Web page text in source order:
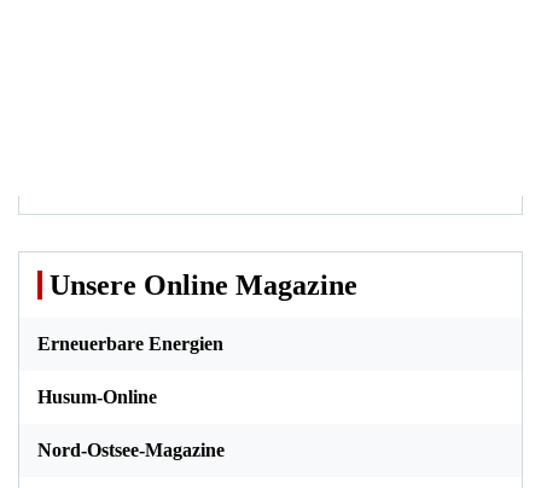
Unsere Online Magazine
Erneuerbare Energien
Husum-Online
Nord-Ostsee-Magazine